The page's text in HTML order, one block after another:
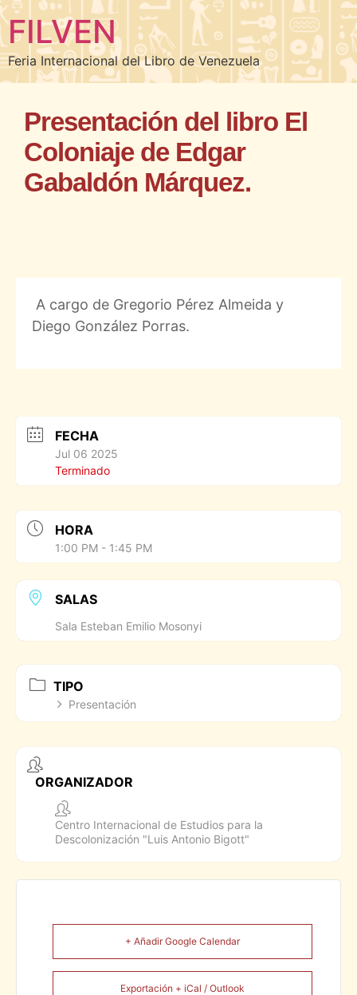
FILVEN
Feria Internacional del Libro de Venezuela
Presentación del libro El
Coloniaje de Edgar
Gabaldón Márquez.
A cargo de Gregorio Pérez Almeida y
Diego González Porras.
FECHA
Jul 06 2025
Terminado
HORA
1:00 PM - 1:45 PM
SALAS
Sala Esteban Emilio Mosonyi
TIPO
Presentación
ORGANIZADOR
Centro Internacional de Estudios para la
Descolonización "Luis Antonio Bigott"
+ Añadir Google Calendar
Exportación + iCal / Outlook